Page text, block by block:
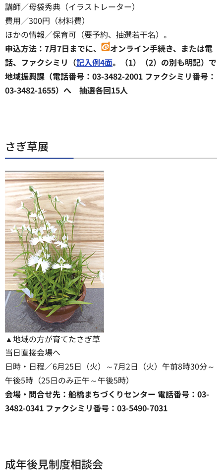
講師／母袋秀典（イラストレーター）
費用／300円（材料費）
ほかの情報／保育可（要予約、抽選若干名）。
申込方法：7月7日までに、
オンライン手続き、または電
話、ファクシミリ（記入例4面。（1）（2）の別も明記）で
地域振興課（電話番号：03-3482-2001 ファクシミリ番号：
03-3482-1655）へ 抽選各回15人
さぎ草展
▲地域の方が育てたさぎ草
当日直接会場へ
日時・日程／6月25日（火）～7月2日（火）午前8時30分～
午後5時（25日のみ正午～午後5時）
会場・問合せ先：船橋まちづくりセンター 電話番号：03-
3482-0341 ファクシミリ番号：03-5490-7031
成年後見制度相談会